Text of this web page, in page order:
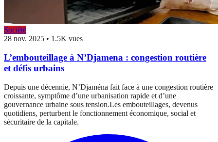
Société
28 nov. 2025 • 1.5K vues
L’embouteillage à N’Djamena : congestion routière
et défis urbains
Depuis une décennie, N’Djaména fait face à une congestion routière
croissante, symptôme d’une urbanisation rapide et d’une
gouvernance urbaine sous tension.Les embouteillages, devenus
quotidiens, perturbent le fonctionnement économique, social et
sécuritaire de la capitale.